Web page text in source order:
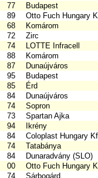
77
Budapest
89
Otto Fuch Hungary
68
Komárom
72
Zirc
74
LOTTE Infracell
88
Komárom
87
Dunaújváros
95
Budapest
85
Érd
84
Dunaújváros
74
Sopron
73
Spartan Ajka
94
Ikrény
84
Coloplast Hungary
74
Tatabánya
84
Dunaradvány (SLO)
00
Otto Fuch Hungary
74
Sárbogárd